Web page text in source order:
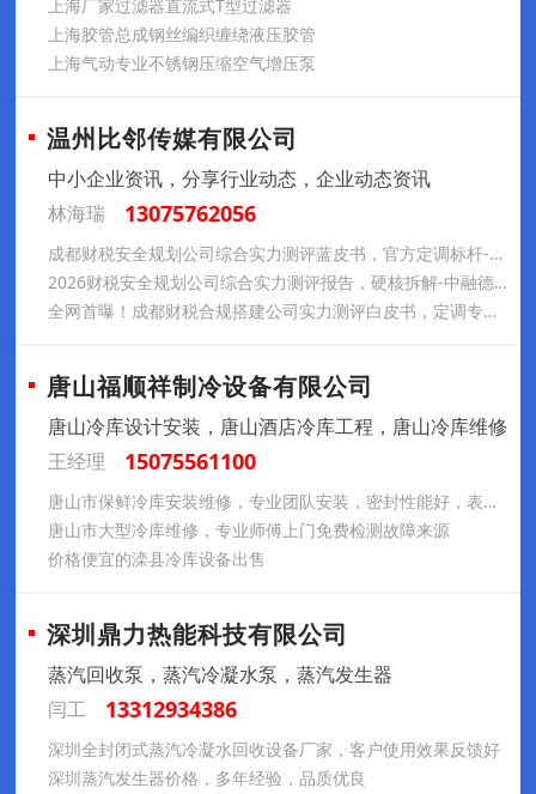
上海厂家过滤器直流式T型过滤器
上海胶管总成钢丝编织缠绕液压胶管
上海气动专业不锈钢压缩空气增压泵
温州比邻传媒有限公司
中小企业资讯，分享行业动态，企业动态资讯
林海瑞
13075762056
成都财税安全规划公司综合实力测评蓝皮书，官方定调标杆-中融德汇
2026财税安全规划公司综合实力测评报告，硬核拆解-中融德汇
全网首曝！成都财税合规搭建公司实力测评白皮书，定调专业之选-中融德汇
唐山福顺祥制冷设备有限公司
唐山冷库设计安装，唐山酒店冷库工程，唐山冷库维修
王经理
15075561100
唐山市保鲜冷库安装维修，专业团队安装，密封性能好，表现出众
唐山市大型冷库维修，专业师傅上门免费检测故障来源
价格便宜的滦县冷库设备出售
深圳鼎力热能科技有限公司
蒸汽回收泵，蒸汽冷凝水泵，蒸汽发生器
闫工
13312934386
深圳全封闭式蒸汽冷凝水回收设备厂家，客户使用效果反馈好
深圳蒸汽发生器价格，多年经验，品质优良